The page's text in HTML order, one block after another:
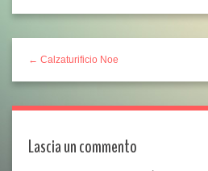
← Calzaturificio Noe
Lascia un commento